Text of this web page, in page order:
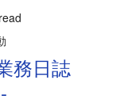
務日誌